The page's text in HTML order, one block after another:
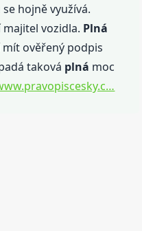
hojně využívá.
vozidla. Plná
ověřený podpis
taková plná moc